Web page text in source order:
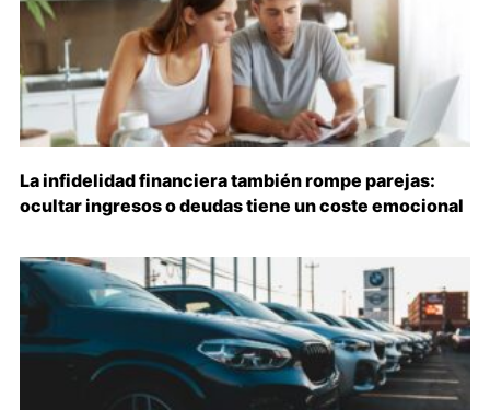
La infidelidad financiera también rompe parejas:
ocultar ingresos o deudas tiene un coste emocional